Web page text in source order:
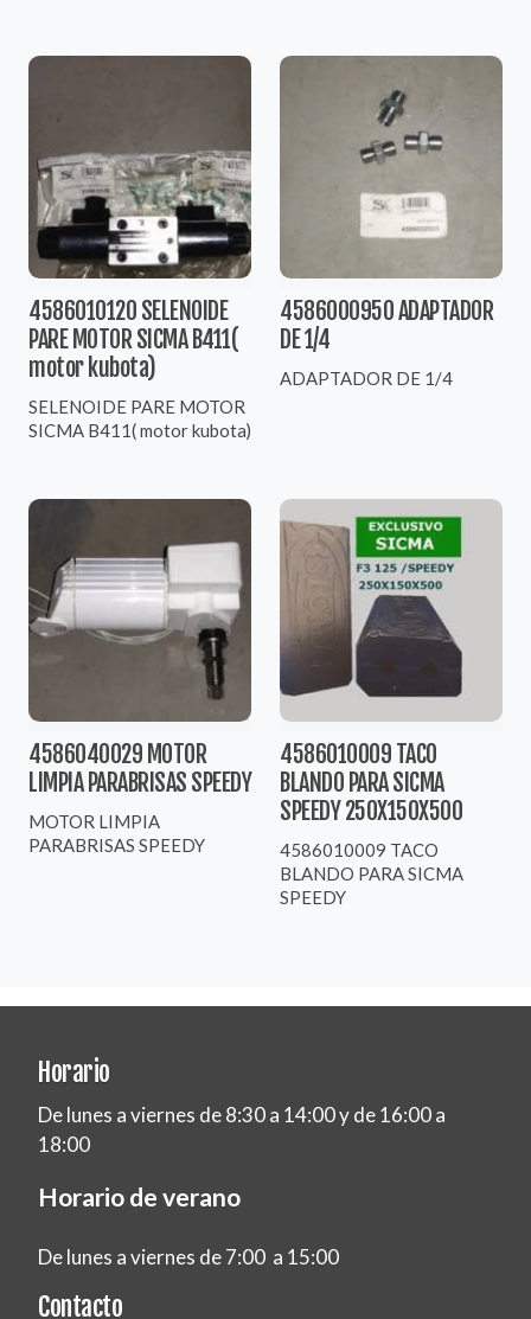
4586010120 SELENOIDE
PARE MOTOR SICMA B411(
motor kubota)
SELENOIDE PARE MOTOR
SICMA B411( motor kubota)
4586000950 ADAPTADOR
DE 1/4
ADAPTADOR DE 1/4
4586040029 MOTOR
LIMPIA PARABRISAS SPEEDY
MOTOR LIMPIA
PARABRISAS SPEEDY
4586010009 TACO
BLANDO PARA SICMA
SPEEDY 250X150X500
4586010009 TACO
BLANDO PARA SICMA
SPEEDY
Horario
De lunes a viernes de 8:30 a 14:00 y de 16:00 a
18:00
Horario de verano
De lunes a viernes de 7:00 a 15:00
Contacto